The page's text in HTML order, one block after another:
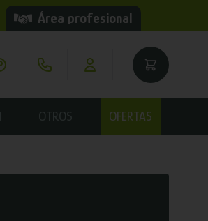
Área profesional
OTROS OFERTAS